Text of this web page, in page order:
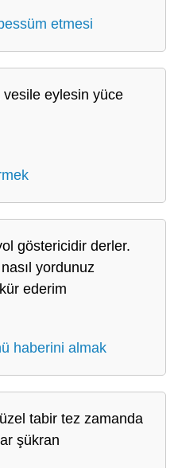
etmesi
vesile eylesin yüce
göstericidir derler.
yordunuz
ederim
haberini almak
tabir tez zamanda
şükran